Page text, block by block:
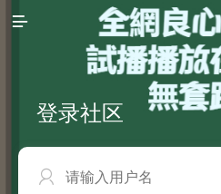

登录社区
